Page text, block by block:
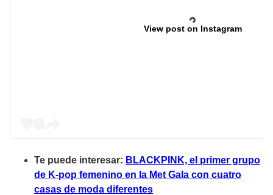
View post on Instagram
Te puede interesar: BLACKPINK, el primer grupo
de K-pop femenino en la Met Gala con cuatro
casas de moda diferentes